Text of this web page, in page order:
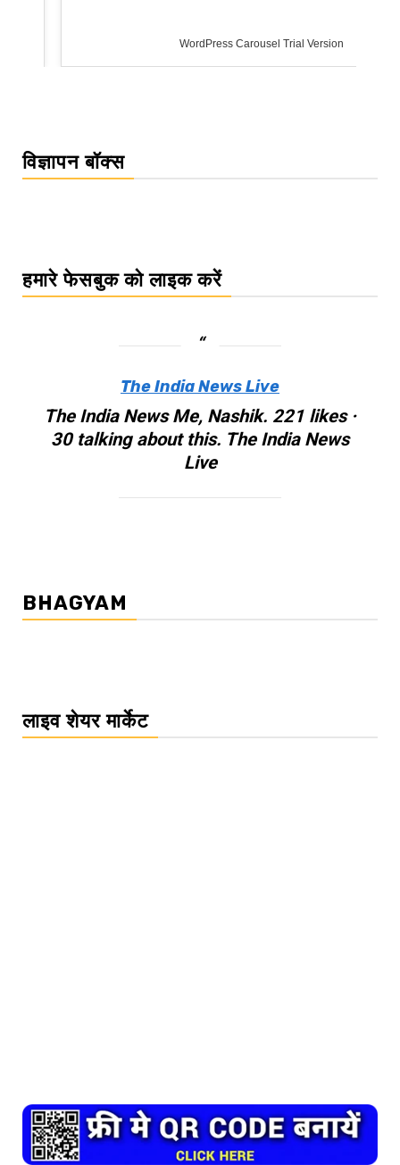
WordPress Carousel Trial Version
विज्ञापन बॉक्स
हमारे फेसबुक को लाइक करें
The India News Live
The India News Me, Nashik. 221 likes ·
30 talking about this. The India News
Live
BHAGYAM
लाइव शेयर मार्केट